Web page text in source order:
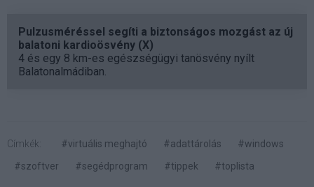
Pulzusméréssel segíti a biztonságos mozgást az új
balatoni kardioösvény (X)
4 és egy 8 km-es egészségügyi tanösvény nyílt
Balatonalmádiban.
Címkék: #virtuális meghajtó #adattárolás
#windows
#szoftver
#segédprogram #tippek #toplista